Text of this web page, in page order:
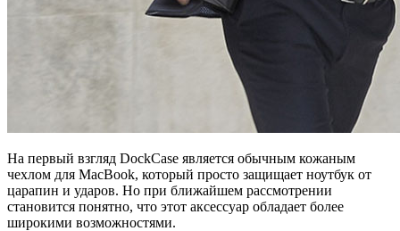
На первый взгляд DockCase является обычным кожаным
чехлом для MacBook, который просто защищает ноутбук от
царапин и ударов. Но при ближайшем рассмотрении
становится понятно, что этот аксессуар обладает более
широкими возможностями.